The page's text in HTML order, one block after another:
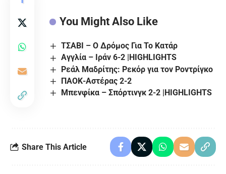
You Might Also Like
ΤΣΑΒΙ – Ο Δρόμος Για Το Κατάρ
Αγγλία – Ιράν 6-2 |HIGHLIGHTS
Ρεάλ Μαδρίτης: Ρεκόρ για τον Ροντρίγκο
ΠΑΟΚ-Αστέρας 2-2
Μπενφίκα – Σπόρτινγκ 2-2 |HIGHLIGHTS
Share This Article